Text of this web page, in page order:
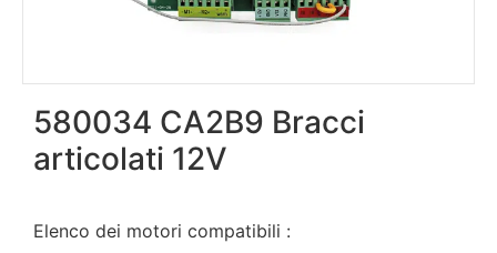
580034 CA2B9 Bracci
articolati 12V
Elenco dei motori compatibili :